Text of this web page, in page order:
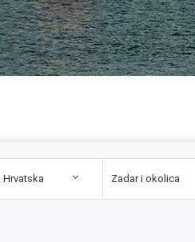
Hrvatska Zadar i okolica